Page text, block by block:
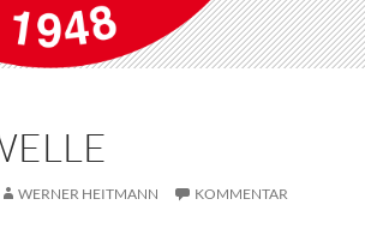
WERNER HEITMANN
KOMMENTAR